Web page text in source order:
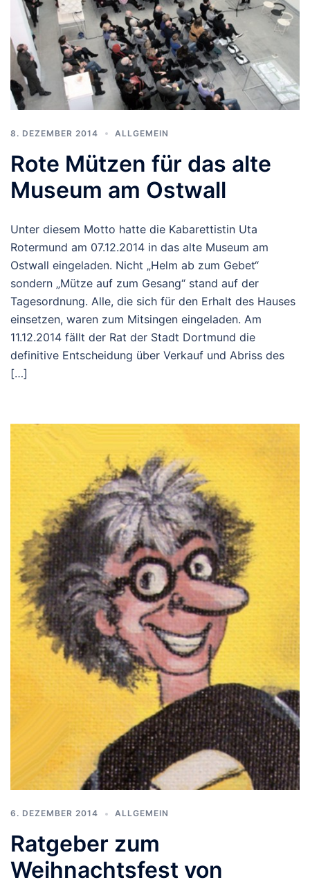
8. DEZEMBER 2014 ALLGEMEIN
Rote Mützen für das alte
Museum am Ostwall
Unter diesem Motto hatte die Kabarettistin Uta
Rotermund am 07.12.2014 in das alte Museum am
Ostwall eingeladen. Nicht „Helm ab zum Gebet“
sondern „Mütze auf zum Gesang“ stand auf der
Tagesordnung. Alle, die sich für den Erhalt des Hauses
einsetzen, waren zum Mitsingen eingeladen. Am
11.12.2014 fällt der Rat der Stadt Dortmund die
definitive Entscheidung über Verkauf und Abriss des
[…]
6. DEZEMBER 2014 ALLGEMEIN
Ratgeber zum
Weihnachtsfest von